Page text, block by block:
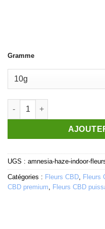
Gramme
quantité de Amnesia Haze
UGS : amnesia-haze-indoor-
Catégories : Fleurs CBD Fleurs
CBD premium
Fleurs CBD